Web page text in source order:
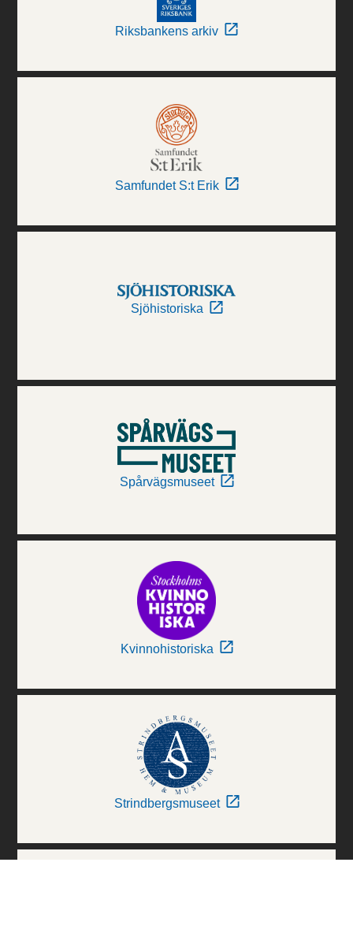
Riksbankens arkiv
Samfundet S:t Erik
Sjöhistoriska
Spårvägsmuseet
Kvinnohistoriska
Strindbergsmuseet